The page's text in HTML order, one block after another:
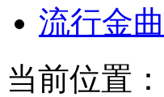
流行金曲
当前位置：